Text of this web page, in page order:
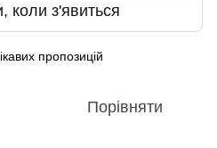
коли з'явиться
пропозицій
Порівняти